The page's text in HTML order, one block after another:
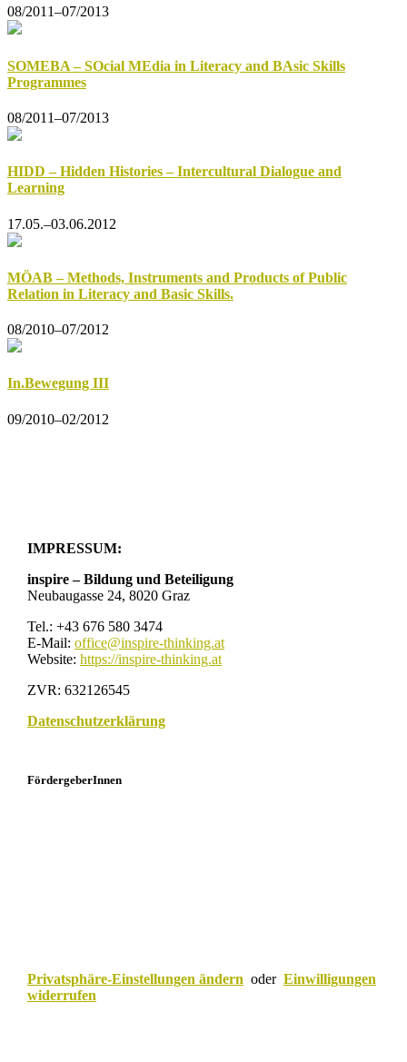
08/2011–07/2013
SOMEBA – SOcial MEdia in Literacy and BAsic Skills
Programmes
08/2011–07/2013
HIDD – Hidden Histories – Intercultural Dialogue and
Learning
17.05.–03.06.2012
MÖAB – Methods, Instruments and Products of Public
Relation in Literacy and Basic Skills.
08/2010–07/2012
In.Bewegung III
09/2010–02/2012
IMPRESSUM:
inspire – Bildung und Beteiligung
Neubaugasse 24, 8020 Graz
Tel.: +43 676 580 3474
E-Mail: office@inspire-thinking.at
Website: https://inspire-thinking.at
ZVR: 632126545
Datenschutzerklärung
FördergeberInnen
Privatsphäre-Einstellungen ändern oder Einwilligungen
widerrufen